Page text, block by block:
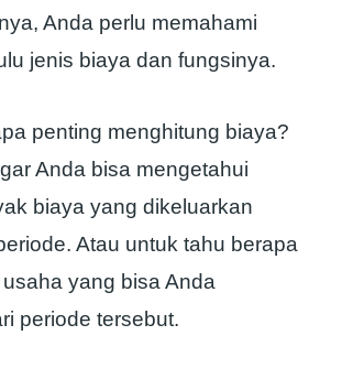
Anda perlu memahami
jenis biaya dan fungsinya.
penting menghitung biaya?
Anda bisa mengetahui
biaya yang dikeluarkan
Atau untuk tahu berapa
yang bisa Anda
periode tersebut.